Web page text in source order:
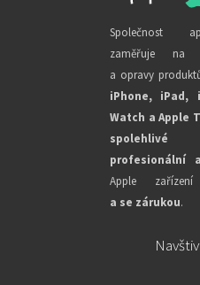
Společnost
zaměřuje na
a opravy
iPhone, iPad,
Watch a Apple
spolehlivé
profesionální
Apple
a se zárukou.